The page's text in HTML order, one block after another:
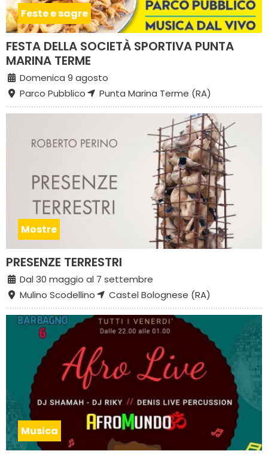
Feste e sagre
FESTA DELLA SOCIETÀ SPORTIVA PUNTA
MARINA TERME
Domenica 9 agosto
Parco Pubblico
Punta Marina Terme (RA)
Mostre
PRESENZE TERRESTRI
Dal 30 maggio al 7 settembre
Mulino Scodellino
Castel Bolognese (RA)
Musica